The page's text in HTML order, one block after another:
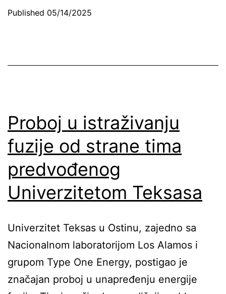
Published 05/14/2025
Proboj u istraživanju
fuzije od strane tima
predvođenog
Univerzitetom Teksasa
Univerzitet Teksas u Ostinu, zajedno sa
Nacionalnom laboratorijom Los Alamos i
grupom Type One Energy, postigao je
značajan proboj u unapređenju energije